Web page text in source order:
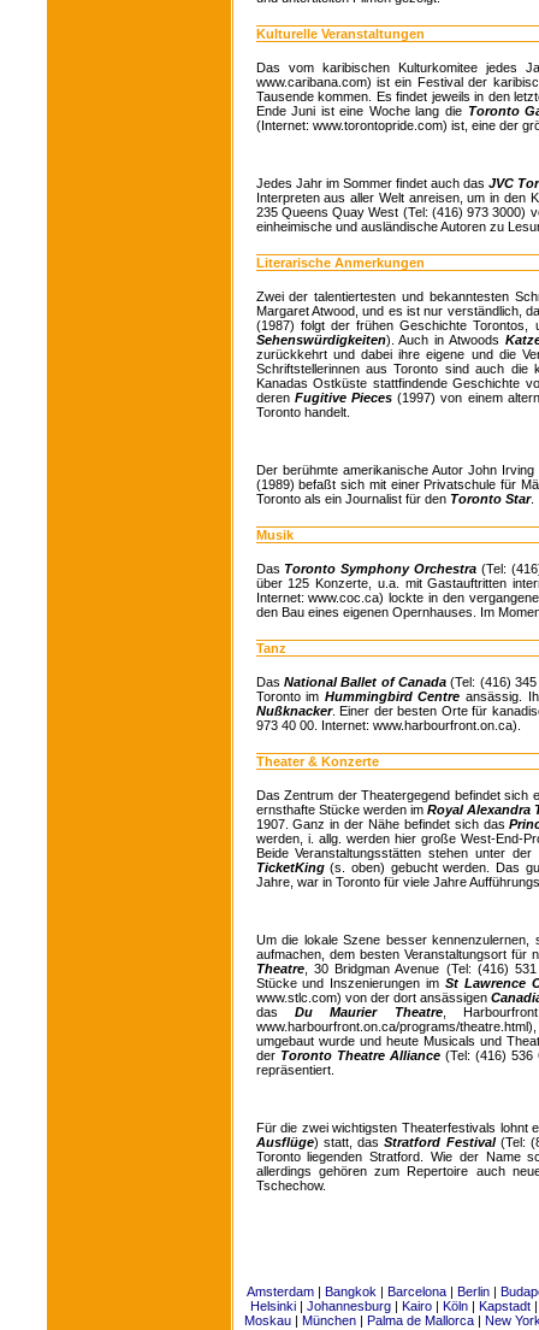
Kulturelle Veranstaltungen
Das vom karibischen Kulturkomitee jedes
www.caribana.com) ist ein Festival der
Tausende kommen. Es findet jeweils in den
Ende Juni ist eine Woche lang die Toronto
(Internet: www.torontopride.com) ist, eine der
Jedes Jahr im Sommer findet auch das JVC
Interpreten aus aller Welt anreisen, um in den
235 Queens Quay West (Tel: (416) 973 3000)
einheimische und ausländische Autoren zu
Literarische Anmerkungen
Zwei der talentiertesten und bekanntesten
Margaret Atwood, und es ist nur verständlich,
(1987) folgt der frühen Geschichte
Sehenswürdigkeiten). Auch in Atwoods
zurückkehrt und dabei ihre eigene und die
Schriftstellerinnen aus Toronto sind auch
Kanadas Ostküste stattfindende Geschichte
deren Fugitive Pieces(1997) von einem
Toronto handelt.
Der berühmte amerikanische Autor John
(1989) befaßt sich mit einer Privatschule für
Toronto als ein Journalist für den Toronto Star.
Musik
Das Toronto Symphony Orchestra(Tel:
über 125 Konzerte, u.a. mit Gastauftritten
Internet: www.coc.ca) lockte in den
den Bau eines eigenen Opernhauses. Im
Tanz
Das National Ballet of Canada(Tel: (416)
Toronto im Hummingbird Centreansässig.
Nußknacker. Einer der besten Orte für
973 40 00. Internet: www.harbourfront.on.ca).
Theater & Konzerte
Das Zentrum der Theatergegend befindet sich
ernsthafte Stücke werden im Royal Alexandra
1907. Ganz in der Nähe befindet sich das
werden, i. allg. werden hier große West-End-
Beide Veranstaltungsstätten stehen unter
TicketKing(s. oben) gebucht werden. Das
Jahre, war in Toronto für viele Jahre
Um die lokale Szene besser
aufmachen, dem besten Veranstaltungsort
Theatre, 30 Bridgman Avenue (Tel: (416)
Stücke und Inszenierungen imSt Lawrence
www.stlc.com) von der dort ansässigen
das Du Maurier Theatre,
www.harbourfront.on.ca/programs/
umgebaut wurde und heute Musicals und
der Toronto Theatre Alliance (Tel: (416) 536
repräsentiert.
Für die zwei wichtigsten Theaterfestivals
Ausflüge) statt, dasStratford Festival(Tel:
Toronto liegenden Stratford. Wie der Name
allerdings gehören zum Repertoire auch
Tschechow.
Amsterdam| Bangkok | Barcelona| Berlin|
Helsinki | Johannesburg | Kairo | Köln | Kapstadt
Moskau| München| Palma de Mallorca| New